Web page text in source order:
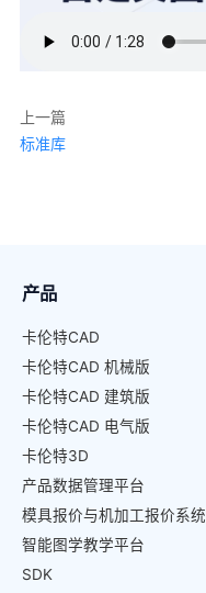
上一篇
标准库
产品
卡伦特CAD
卡伦特CAD 机械版
卡伦特CAD 建筑版
卡伦特CAD 电气版
卡伦特3D
产品数据管理平台
模具报价与机加工报价系统
智能图学教学平台
SDK